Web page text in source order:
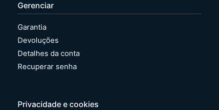
Gerenciar
Garantia
Devoluções
Detalhes da conta
Recuperar senha
Privacidade e cookies